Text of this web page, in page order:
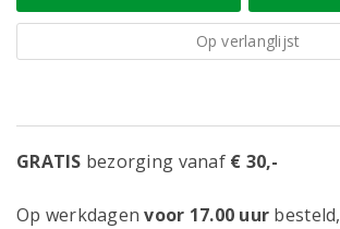
Op verlanglijst
GRATIS bezorging vanaf € 30,-
Op werkdagenvoor 17.00 uur besteld,